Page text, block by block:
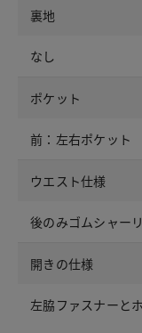
裏地
なし
ポケット
前：左右ポケット
ウエスト仕様
後のみゴムシャー
開きの仕様
左脇ファスナーと